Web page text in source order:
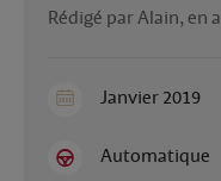
Rédigé par Alain, en
Janvier 2019
Automatique